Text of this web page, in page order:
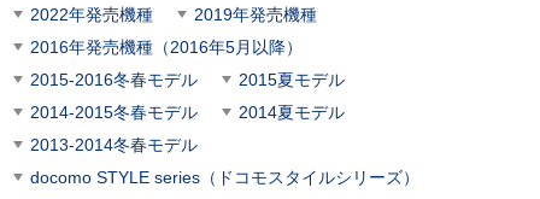
2022年発売機種
2019年発売機種
2016年発売機種（2016年5月以降）
2015-2016冬春モデル
2015夏モデル
2014-2015冬春モデル
2014夏モデル
2013-2014冬春モデル
docomo STYLE series（ドコモスタイルシリーズ）